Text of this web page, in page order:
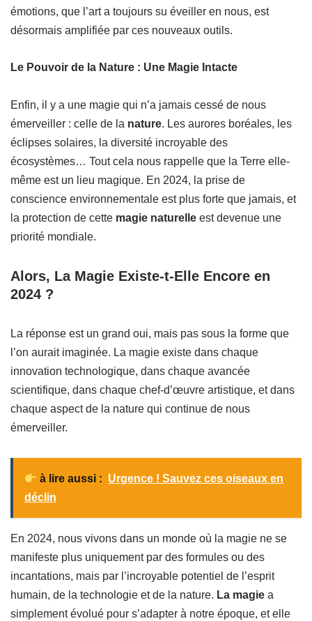
émotions, que l’art a toujours su éveiller en nous, est
désormais amplifiée par ces nouveaux outils.
Le Pouvoir de la Nature : Une Magie Intacte
Enfin, il y a une magie qui n’a jamais cessé de nous
émerveiller : celle de la nature. Les aurores boréales, les
éclipses solaires, la diversité incroyable des
écosystèmes… Tout cela nous rappelle que la Terre elle-
même est un lieu magique. En 2024, la prise de
conscience environnementale est plus forte que jamais, et
la protection de cette magie naturelle est devenue une
priorité mondiale.
Alors, La Magie Existe-t-Elle Encore en
2024 ?
La réponse est un grand oui, mais pas sous la forme que
l’on aurait imaginée. La magie existe dans chaque
innovation technologique, dans chaque avancée
scientifique, dans chaque chef-d’œuvre artistique, et dans
chaque aspect de la nature qui continue de nous
émerveiller.
à lire aussi : Urgence ! Sauvez ces oiseaux en
déclin
En 2024, nous vivons dans un monde où la magie ne se
manifeste plus uniquement par des formules ou des
incantations, mais par l’incroyable potentiel de l’esprit
humain, de la technologie et de la nature. La magie a
simplement évolué pour s’adapter à notre époque, et elle